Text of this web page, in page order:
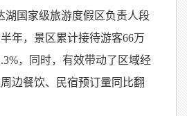
湖国家级旅游度假区负责人段
年，景区累计接待游客66万
，同时，有效带动了区域经
边餐饮、民宿预订量同比翻